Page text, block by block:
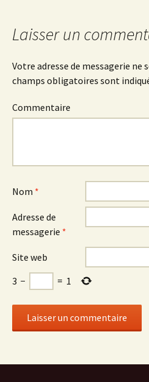
des
articles
Laisser un
Votre adresse de messagerie ne
champs obligatoires sont
Commentaire
Nom *
Adresse de
messagerie *
Site web
3 − = 1